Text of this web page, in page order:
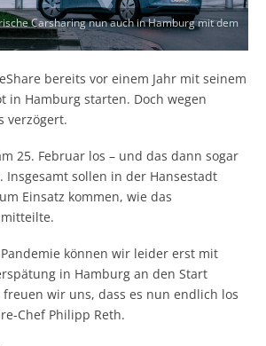
Carsharing nun auch in Hamburg mit dem
bereits vor einem Jahr mit seinem
in Hamburg starten. Doch wegen
verzögert.
25. Februar los – und das dann sogar
Insgesamt sollen in der Hansestadt
Einsatz kommen, wie das
können wir leider erst mit
in Hamburg an den Start
wir uns, dass es nun endlich los
Chef Philipp Reth.